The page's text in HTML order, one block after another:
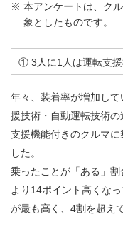
※ 本アンケートは、ク
象としたものです。
① 3人に1人は運転支援
年々、装着率が増加し
援技術・自動運転技術
支援機能付きのクルマ
した。
乗ったことが「ある」
より14ポイント高くな
が最も高く、4割を超え